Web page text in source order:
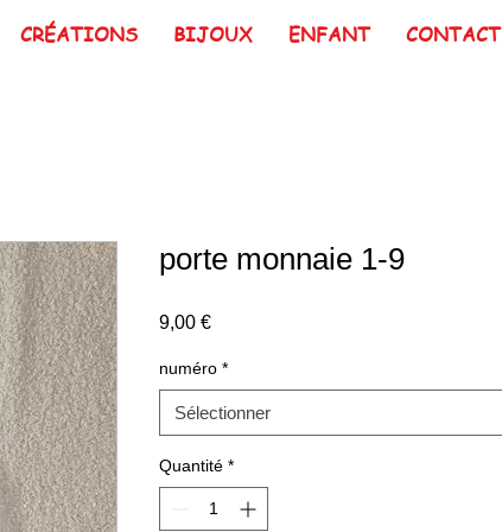
CRÉATIONS BIJOUX ENFANT CONTACT
porte monnaie 1-9
9,00 €Prix
numéro *
Sélectionner
Quantité *